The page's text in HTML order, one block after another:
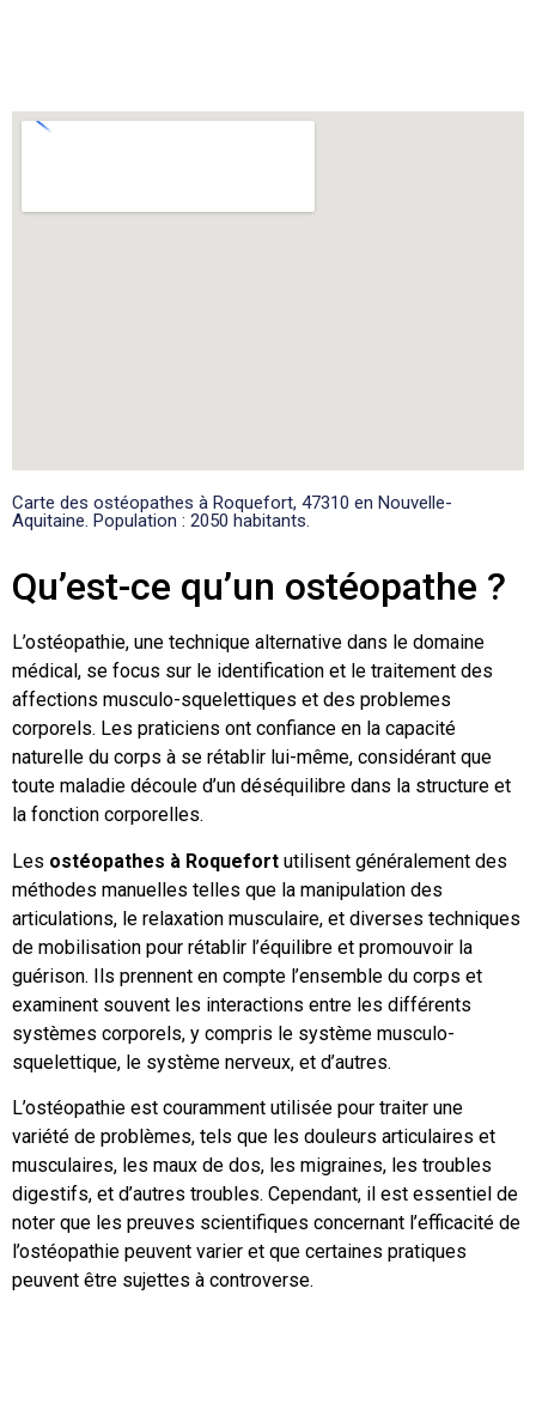
Carte des ostéopathes à Roquefort, 47310 en Nouvelle-
Aquitaine. Population : 2050 habitants.
Qu’est-ce qu’un ostéopathe ?
L’ostéopathie, une technique alternative dans le domaine
médical, se focus sur le identification et le traitement des
affections musculo-squelettiques et des problemes
corporels. Les praticiens ont confiance en la capacité
naturelle du corps à se rétablir lui-même, considérant que
toute maladie découle d’un déséquilibre dans la structure et
la fonction corporelles.
Les ostéopathes à Roquefort utilisent généralement des
méthodes manuelles telles que la manipulation des
articulations, le relaxation musculaire, et diverses techniques
de mobilisation pour rétablir l’équilibre et promouvoir la
guérison. Ils prennent en compte l’ensemble du corps et
examinent souvent les interactions entre les différents
systèmes corporels, y compris le système musculo-
squelettique, le système nerveux, et d’autres.
L’ostéopathie est couramment utilisée pour traiter une
variété de problèmes, tels que les douleurs articulaires et
musculaires, les maux de dos, les migraines, les troubles
digestifs, et d’autres troubles. Cependant, il est essentiel de
noter que les preuves scientifiques concernant l’efficacité de
l’ostéopathie peuvent varier et que certaines pratiques
peuvent être sujettes à controverse.